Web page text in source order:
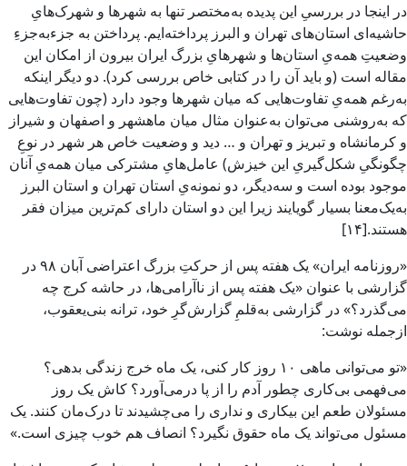
در اینجا در بررسیِ این پدیده به‌مختصر تنها به شهرها و شهرک‌هایِ
حاشیه‌ای استان‌های تهران و البرز پرداخته‌ایم. پرداختن به جزءبه‌جزءِ
وضعیتِ همه‌یِ استان‌ها و شهرهایِ بزرگ ایران بیرون از امکان‌ این
مقاله است (و باید آن را در کتابی خاص بررسی کرد). دو دیگر اینکه
به‌رغم همه‌یِ تفاوت‌هایی که میان شهرها وجود دارد (چون تفاوت‌هایی
که به‌روشنی می‌توان به‌عنوان مثال میان ماهشهر و اصفهان و شیراز
و کرمانشاه و تبریز و تهران و … دید و وضعیت خاص هر شهر در نوعِ
چگونگیِ شکل‌گیریِ این خیزش) عامل‌هایِ مشترکی میان همه‌یِ آنان
موجود بوده است و سه‌دیگر، دو نمونه‌یِ استان تهران و استان البرز
به‌یک‌معنا بسیار گویایند زیرا این دو استان دارای کم‌ترین میزان فقر
هستند.[۱۴]
«روزنامه ایران» یک هفته پس از حرکتِ بزرگ اعتراضی آبان ۹۸ در
گزارشی با عنوان «یک هفته پس از ناآرامی‌ها، در حاشه کرج چه
می‌گذرد؟» در گزارشی به‌قلمِ گزارش‌گرِ خود، ترانه بنی‌یعقوب،
ازجمله نوشت:
«تو می‌توانی ماهی ۱۰ روز کار کنی، یک ماه خرج زندگی بدهی؟
می‌فهمی بی‌کاری چطور آدم را از پا درمی‌آورد؟ کاش یک روز
مسئولان طعم این بیکاری و نداری را می‌چشیدند تا درک‌مان کنند. یک
مسئول می‌تواند یک ماه حقوق نگیرد؟ انصاف هم خوب چیزی است.»